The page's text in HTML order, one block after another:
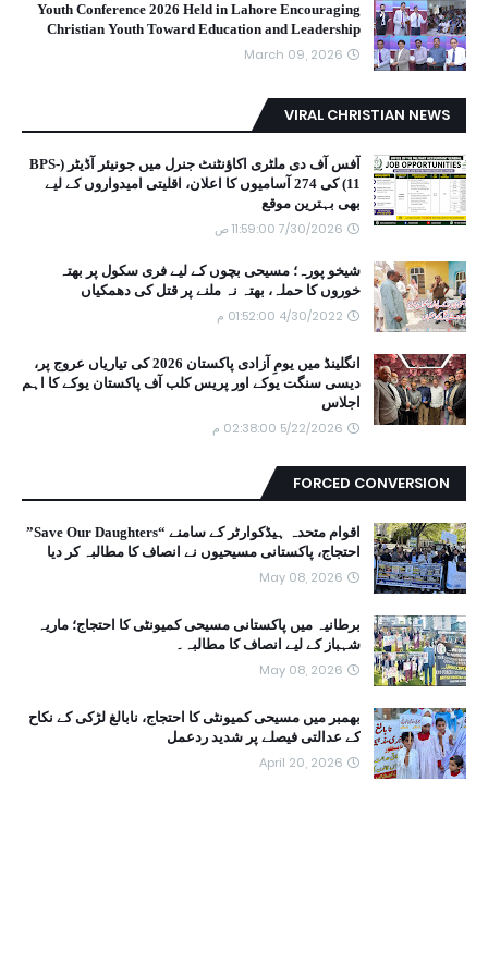
Youth Conference 2026 Held in Lahore Encouraging
Christian Youth Toward Education and Leadership
March 09, 2026
VIRAL CHRISTIAN NEWS
آفس آف دی ملٹری اکاؤنٹنٹ جنرل میں جونیئر آڈیٹر (BPS-
11) کی 274 آسامیوں کا اعلان، اقلیتی امیدواروں کے لیے
بھی بہترین موقع
7/30/2026 11:59:00 ص
شیخو پورہ؛ مسیحی بچوں کے لیے فری سکول پر بھتہ
خوروں کا حملہ، بھتہ نہ ملنے پر قتل کی دھمکیاں
4/30/2022 01:52:00 م
انگلینڈ میں یومِ آزادی پاکستان 2026 کی تیاریاں عروج پر،
دیسی سنگت یوکے اور پریس کلب آف پاکستان یوکے کا اہم
اجلاس
5/22/2026 02:38:00 م
FORCED CONVERSION
اقوام متحدہ ہیڈکوارٹر کے سامنے “Save Our Daughters”
احتجاج، پاکستانی مسیحیوں نے انصاف کا مطالبہ کر دیا
May 08, 2026
برطانیہ میں پاکستانی مسیحی کمیونٹی کا احتجاج؛ ماریہ
شہباز کے لیے انصاف کا مطالبہ۔
May 08, 2026
بھمبر میں مسیحی کمیونٹی کا احتجاج، نابالغ لڑکی کے نکاح
کے عدالتی فیصلے پر شدید ردعمل
April 20, 2026